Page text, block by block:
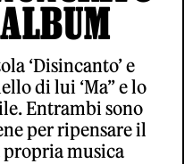
‘Disincanto’ e
di lui ‘Ma’’ e lo
Entrambi sono
per ripensare il
musica